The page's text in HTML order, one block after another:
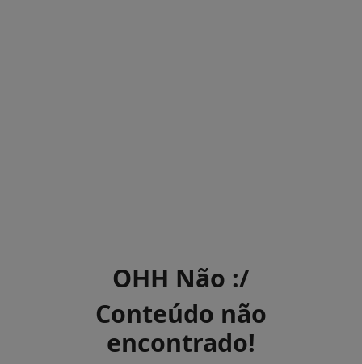
OHH Não :/
Conteúdo não
encontrado!